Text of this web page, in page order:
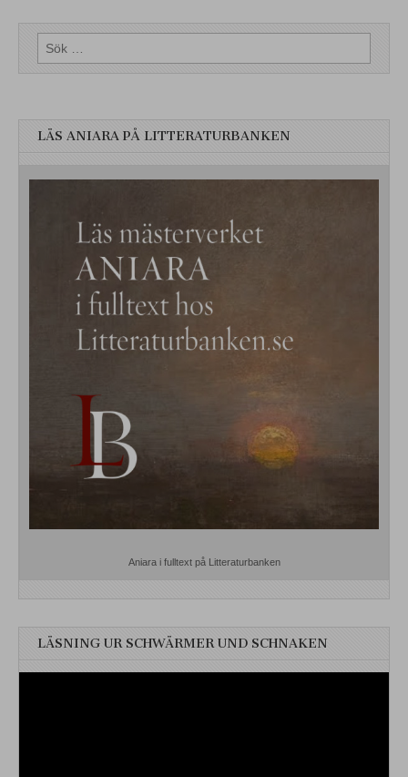
Sök
efter:
LÄS ANIARA PÅ LITTERATURBANKEN
Aniara i fulltext på Litteraturbanken
LÄSNING UR SCHWÄRMER UND SCHNAKEN